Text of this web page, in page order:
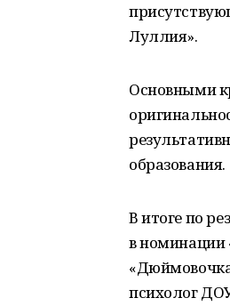
Луллия».
Основными
образования.
В итоге по
в номинации
психолог